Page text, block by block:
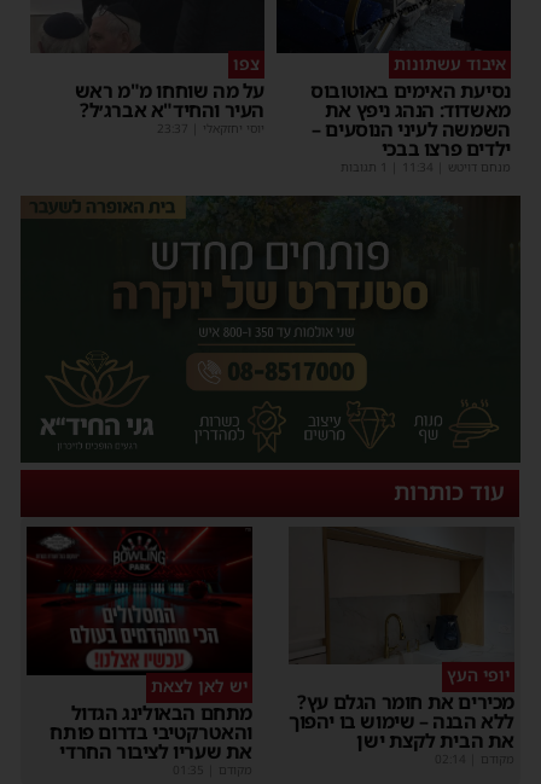
איבוד עשתונות
נסיעת האימים באוטובוס
מאשדוד: הנהג ניפץ את
השמשה לעיני הנוסעים –
ילדים פרצו בבכי
מנחם דויטש 11:34
צפו
על מה שוחחו מ"מ ראש
העיר והחיד"א אברג׳ל?
יוסי יחזקאלי 23:37
עוד כותרות
יופי העץ
מכירים את חומר הגלם עץ?
ללא הבנה – שימוש בו יהפוך
את הבית לקצת ישן
מקודם
יש לאן לצאת
מתחם הבאולינג הגדול
והאטרקטיבי בדרום פותח
את שעריו לציבור החרדי
מקודם